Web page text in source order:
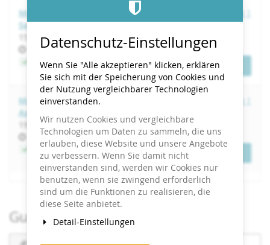
Manager:in für strategische Organisationsentwicklung |
September-Start 2026
15. September – bis
12. November 2026
Uhrzeit
17:00
Jetzt buchen Tickets
Manager:in für strategische Organisationsentwicklung |
April-Start 2027
19. April –bis
16. Juni 2027
Uhrzeit
17:00
Jetzt buchen Tickets
Gutschein einlösen
Gutscheincode
Datenschutz-Einstellungen
Wenn Sie "Alle akzeptieren" klicken, erklären
Sie sich mit der Speicherung von Cookies und
der Nutzung vergleichbarer Technologien
einverstanden.
Wir nutzen Cookies und vergleichbare
Technologien um Daten zu sammeln, die uns
erlauben, diese Website und unsere Angebote
zu verbessern. Wenn Sie damit nicht
einverstanden sind, werden wir Cookies nur
benutzen, wenn sie zwingend erforderlich
sind um die Funktionen zu realisieren, die
diese Seite anbietet.
Detail-Einstellungen